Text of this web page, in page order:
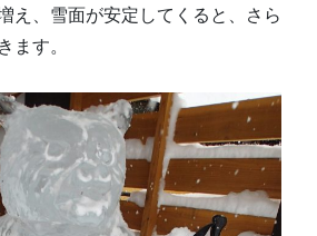
え、雪面が安定してくると、さら
ます。